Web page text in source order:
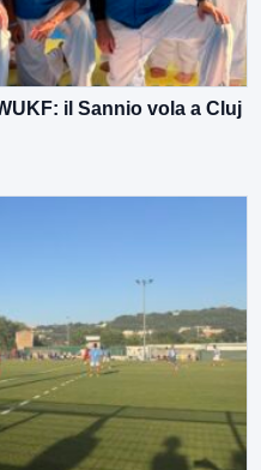
il Sannio vola a Cluj